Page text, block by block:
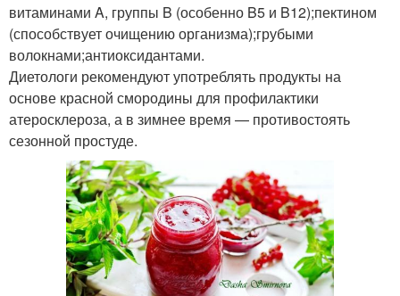
витаминами A, группы B (особенно B5 и B12);пектином
(способствует очищению организма);грубыми
волокнами;антиоксидантами.
Диетологи рекомендуют употреблять продукты на
основе красной смородины для профилактики
атеросклероза, а в зимнее время — противостоять
сезонной простуде.